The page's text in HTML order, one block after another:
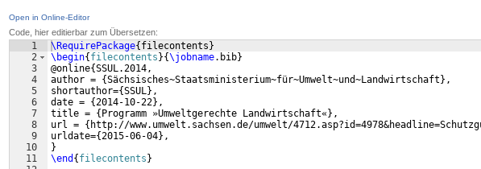
Open in Online-Editor
Code, hier editierbar zum Übersetzen:
1
2
3
4
5
6
7
8
9
10
11
\RequirePackage{ filecontents }
\begin{ filecontents }{\jobname.bib}
@online{SSUL.2014,
author = {Sächsisches~Staatsministerium~für~Umwelt~und~Landwirtschaft } ,
shortauthor={SSUL} ,
date = {2014-10-22} ,
title = { Programm »Umweltgerechte Landwirtschaft«} ,
url = { http://www.umwelt.sachsen.de/umwelt/
urldate={2015-06-04} ,
}
\end { filecontents }